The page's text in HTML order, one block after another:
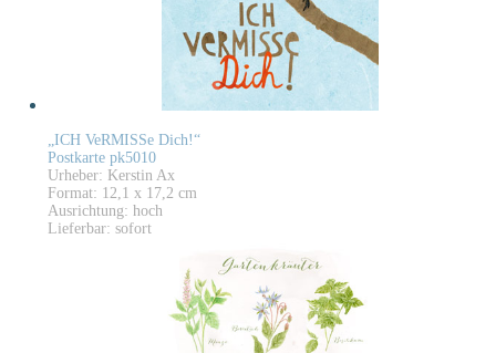
„ICH VeRMISSe Dich!“
Postkarte pk5010
Urheber: Kerstin Ax
Format: 12,1 x 17,2 cm
Ausrichtung: hoch
Lieferbar: sofort